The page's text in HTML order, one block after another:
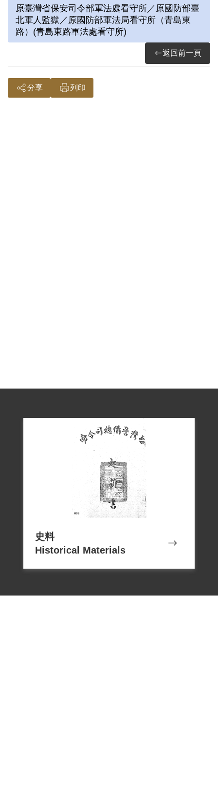
原臺灣省保安司令部軍法處看守所／原國防部臺
北軍人監獄／原國防部軍法局看守所（青島東
路）(青島東路軍法處看守所)
返回前一頁
分享 列印
史料
Historical Materials